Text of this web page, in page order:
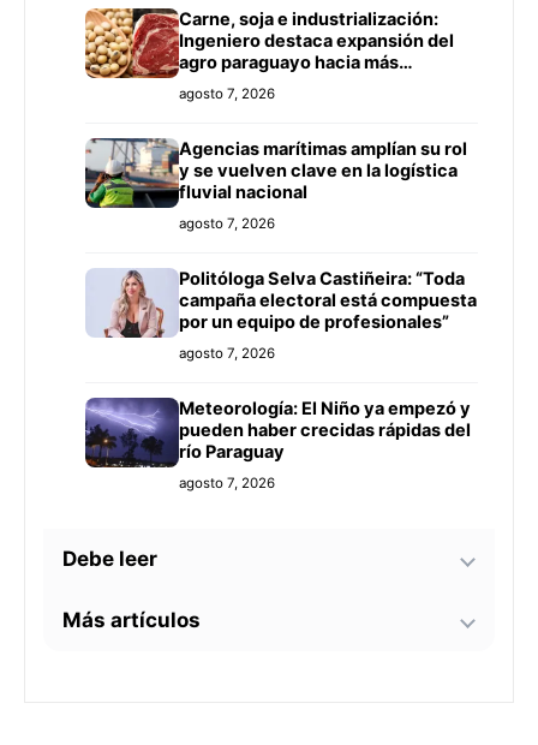
Carne, soja e industrialización:
Ingeniero destaca expansión del
agro paraguayo hacia más
mercados
agosto 7, 2026
Agencias marítimas amplían su rol
y se vuelven clave en la logística
fluvial nacional
agosto 7, 2026
Politóloga Selva Castiñeira: “Toda
campaña electoral está compuesta
por un equipo de profesionales”
agosto 7, 2026
Meteorología: El Niño ya empezó y
pueden haber crecidas rápidas del
río Paraguay
agosto 7, 2026
Debe leer
Tecnología y BIM ganan terreno en
Más artículos